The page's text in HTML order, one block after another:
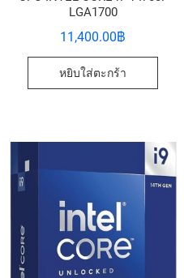
LGA1700
11,400.00฿
หยิบใส่ตะกร้า